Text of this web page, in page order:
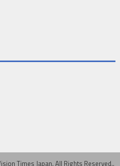
Times Japan. All Rights Reserved..